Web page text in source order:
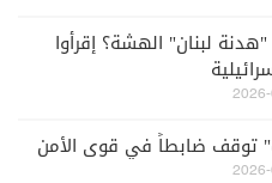
لبنان" الهشة؟ إقرأوا
توقف ضابطاً في قوى الأمن